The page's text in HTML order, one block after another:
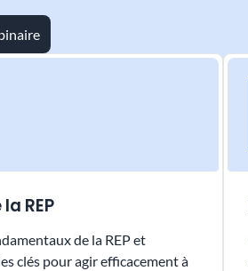
REP
de la REP et
clés pour agir efficacement à